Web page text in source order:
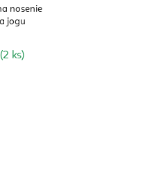
nosenie
jogu
produktu
je
5,0
hviezdičiek.
(2 ks)